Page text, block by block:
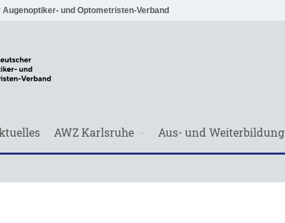
und Optometristen-Verband
AWZ Karlsruhe Aus- und Weiterbildung